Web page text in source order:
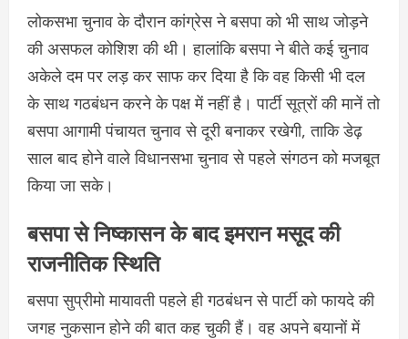
लोकसभा चुनाव के दौरान कांग्रेस ने बसपा को भी साथ जोड़ने
की असफल कोशिश की थी। हालांकि बसपा ने बीते कई चुनाव
अकेले दम पर लड़ कर साफ कर दिया है कि वह किसी भी दल
के साथ गठबंधन करने के पक्ष में नहीं है। पार्टी सूत्रों की मानें तो
बसपा आगामी पंचायत चुनाव से दूरी बनाकर रखेगी, ताकि डेढ़
साल बाद होने वाले विधानसभा चुनाव से पहले संगठन को मजबूत
किया जा सके।
बसपा से निष्कासन के बाद इमरान मसूद की
राजनीतिक स्थिति
बसपा सुप्रीमो मायावती पहले ही गठबंधन से पार्टी को फायदे की
जगह नुकसान होने की बात कह चुकी हैं। वह अपने बयानों में